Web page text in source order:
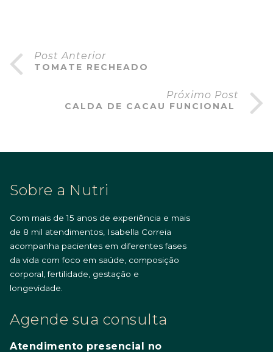
Post Anterior
TOMATE RECHEADO
Próximo Post
CALDA DE CACAU FUNCIONAL
Sobre a Nutri
Com mais de 15 anos de experiência e mais
de 8 mil atendimentos, Isabella Correia
acompanha pacientes em diferentes fases
da vida com foco em saúde, composição
corporal, fertilidade, gestação e
longevidade.
Agende sua consulta
Atendimento presencial no